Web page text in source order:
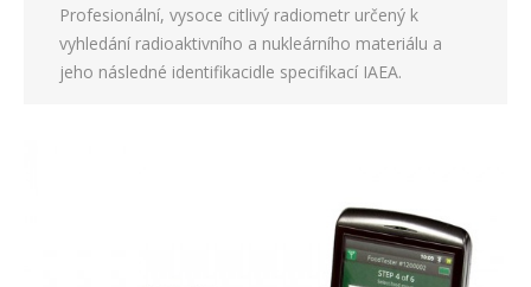
Profesionální, vysoce citlivý radiometr určený k
vyhledání radioaktivního a nukleárního materiálu a
jeho následné identifikacidle specifikací IAEA.